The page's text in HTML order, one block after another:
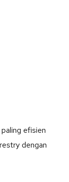
efisien
dengan